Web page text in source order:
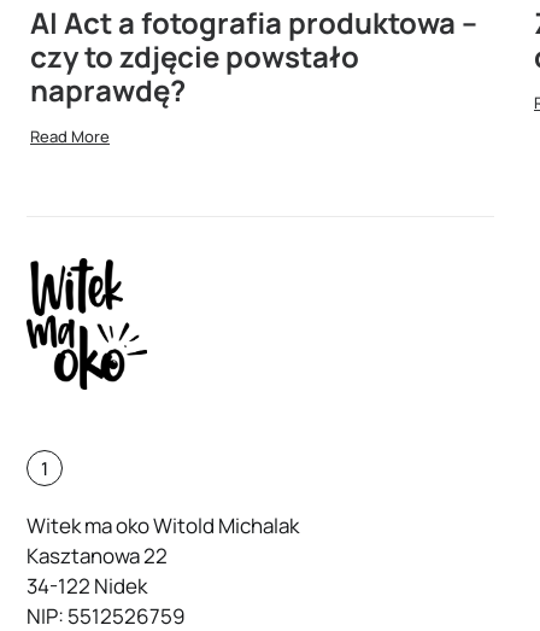
AI Act a fotografia produktowa –
czy to zdjęcie powstało
naprawdę?
Read More
1
Witek ma oko Witold Michalak
Kasztanowa 22
34-122 Nidek
NIP: 5512526759